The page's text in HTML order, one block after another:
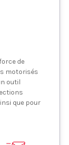
de
motorisés
outil
que pour